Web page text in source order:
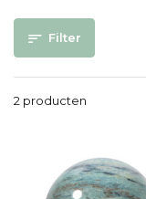
Filter
2 producten